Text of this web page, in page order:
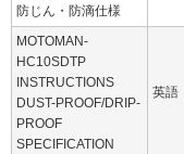
防じん・防滴仕様
MOTOMAN-
HC10SDTP
INSTRUCTIONS
DUST-PROOF/DRIP-
PROOF
SPECIFICATION
英語